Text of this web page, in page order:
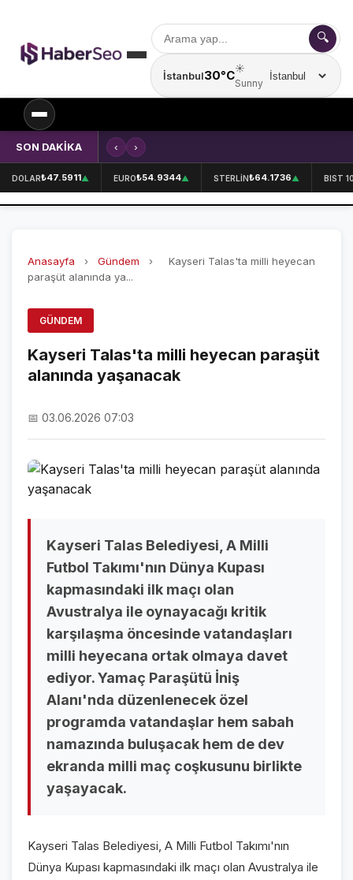
🔍
İstanbul30°C☀️
Sunny
Şehir seçin
SPOR
SPOR HABERLERİ
FENERBAHÇE
ÖZEL SAYFALAR
NAMAZ VAKİTLERİ
KRİPTO PARALAR
NÖBETÇİ ECZANELER
SON DAKİKA
VİDEO GALERİ
FOTO GALERİ
GALERİLER
VİDEO GALERİ
FOTO GALERİ
KURUMSAL
KÜNYE
SON DAKİKA ‹ ›
DOLAR₺47.5911▲ EURO₺54.9344▲ STERLİN₺64.1736▲ BIST
Anasayfa › Gündem ›
Kayseri Talas'ta milli heyecan
paraşüt alanında ya...
GÜNDEM
Kayseri Talas'ta milli heyecan paraşüt
alanında yaşanacak
📅 03.06.2026 07:03
Kayseri Talas Belediyesi, A Milli
Futbol Takımı'nın Dünya Kupası
kapmasındaki ilk maçı olan
Avustralya ile oynayacağı kritik
karşılaşma öncesinde vatandaşları
milli heyecana ortak olmaya davet
ediyor. Yamaç Paraşütü İniş
Alanı'nda düzenlenecek özel
programda vatandaşlar hem sabah
namazında buluşacak hem de dev
ekranda milli maç coşkusunu birlikte
yaşayacak.
Kayseri Talas Belediyesi, A Milli Futbol Takımı'nın
Dünya Kupası kapmasındaki ilk maçı olan Avustralya ile